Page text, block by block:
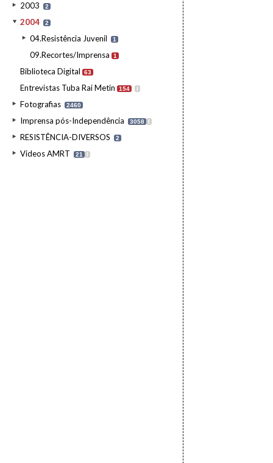
2003 2
2004 2
04.Resistência Juvenil 1
09.Recortes/Imprensa 1
Biblioteca Digital 63
Entrevistas Tuba Rai Metin 154 I
Fotografias 2460
Imprensa pós-Independência 3058 I
RESISTÊNCIA-DIVERSOS 2
Videos AMRT 21 I